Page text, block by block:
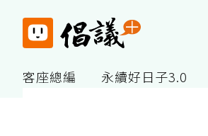
客座總編 永續好日子3.0